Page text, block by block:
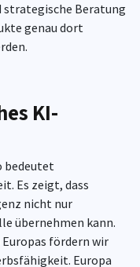
strategische Beratung
genau dort
KI-
bedeutet
Es zeigt, dass
nicht nur
übernehmen kann.
fördern wir
Europa